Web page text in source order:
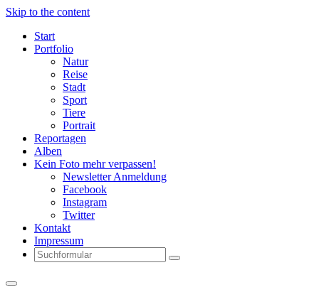
Skip to the content
Start
Portfolio
Natur
Reise
Stadt
Sport
Tiere
Portrait
Reportagen
Alben
Kein Foto mehr verpassen!
Newsletter Anmeldung
Facebook
Instagram
Twitter
Kontakt
Impressum
Search